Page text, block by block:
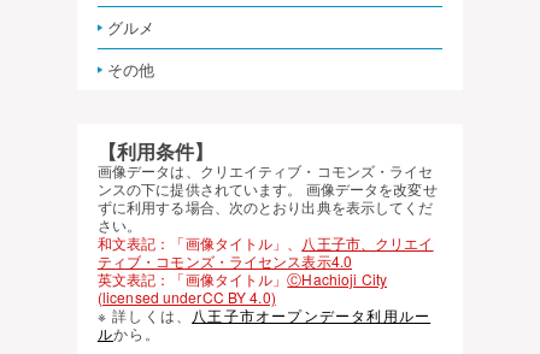
グルメ
その他
【利用条件】
画像データは、クリエイティブ・コモンズ・ライセ
ンスの下に提供されています。 画像データを改変せ
ずに利用する場合、次のとおり出典を表示してくだ
さい。
和文表記：「画像タイトル」、 八王子市、クリエイ
ティブ・コモンズ・ライセンス表示4.0
英文表記：「画像タイトル」ⒸHachioji City
(licensed underCC BY 4.0)
※ 詳しくは、
八王子市オープンデータ利用ルー
ルから。